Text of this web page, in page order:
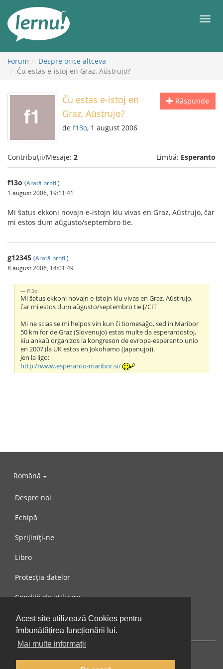
Acest site utilizează Cookies pentru
îmbunătățirea funcționării lui.
Mai multe informații
conținut
Forum
Despre orice altceva
Ĉu estas e-istoj en Graz, Aŭstrujo?
Răspunde
Ĉu estas e-istoj en
Graz, Aŭstrujo?
de f13o, 1 august 2006
Contribuții/Mesaje: 2 Limbă: Esperanto
f13o (Arată profil)
1 august 2006, 19:11:41
Mi ŝatus ekkoni novajn e-istojn kiu vivas en Graz, Aŭstrujo, ĉar
mi estos dum aŭgusto/septembro tie.
g12345 (Arată profil)
8 august 2006, 14:01:49
f13o:
Mi ŝatus ekkoni novajn e-istojn kiu vivas en Graz, Aŭstrujo,
ĉar mi estos dum aŭgusto/septembro tie.[/CIT
Mi ne scias se mi helpos vin kun ĉi tiomesaĝo, sed in Maribor
50 km for de Graz (Slovenujo) estas multe da esperantostoj,
kiu ankaŭ organizos la kongreson de evropa-esperanto unio
en 2007 (la UK estos en Jokohamo (Japanujo)).
Jen la ligo:
http://www.esperanto-maribor.si/
Română
Despre noi
Echipă
Sprijiniți-ne
Libro
Protecția datelor
Condiții de utilizare
Mesaj către noi